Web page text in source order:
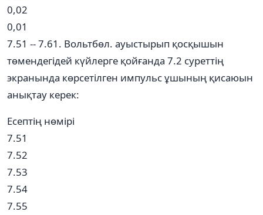
0,02
0,01
7.51 -- 7.61. Вольтбөл. ауыстырып қосқышын
төмендегідей күйлерге қойғанда 7.2 суреттің
экранында көрсетілген импульс ұшының қисаюын
анықтау керек:
Есептің нөмірі
7.51
7.52
7.53
7.54
7.55